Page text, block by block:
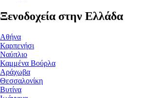
Ξενοδοχεία στην Ελλάδα
Αθήνα
Καρπενήσι
Ναύπλιο
Καμμένα Βούρλα
Αράχωβα
Θεσσαλονίκη
Βυτίνα